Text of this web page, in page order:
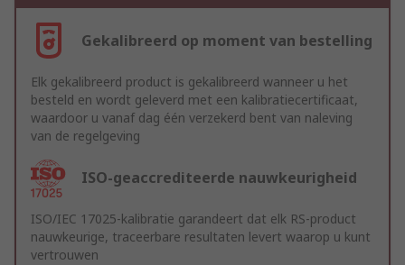
Gekalibreerd op moment van bestelling
Elk gekalibreerd product is gekalibreerd wanneer u het
besteld en wordt geleverd met een kalibratiecertificaat,
waardoor u vanaf dag één verzekerd bent van naleving
van de regelgeving
ISO-geaccrediteerde nauwkeurigheid
ISO/IEC 17025-kalibratie garandeert dat elk RS-product
nauwkeurige, traceerbare resultaten levert waarop u kunt
vertrouwen